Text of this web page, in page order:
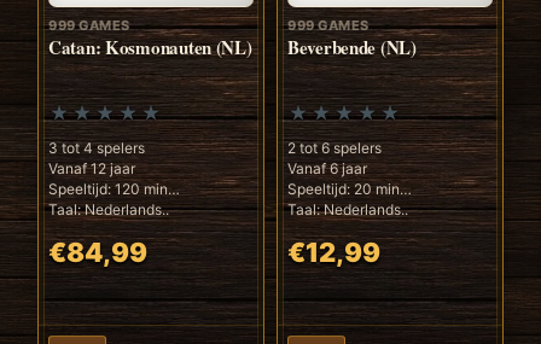
999 GAMES
Catan: Kosmonauten (NL)
3 tot 4 spelers
Vanaf 12 jaar
Speeltijd: 120 min
Taal: Nederlands..
€84,99
999 GAMES
Beverbende (NL)
2 tot 6 spelers
Vanaf 6 jaar
Speeltijd: 20 min
Taal: Nederlands..
€12,99